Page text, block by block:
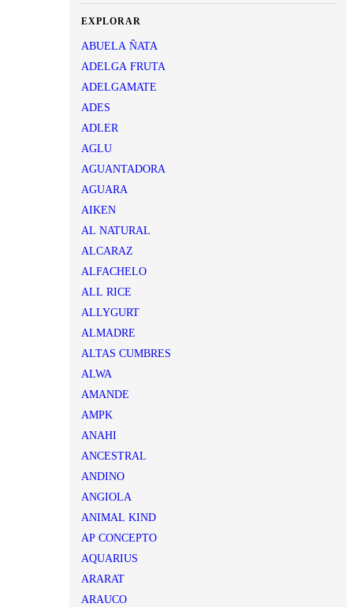
EXPLORAR
ABUELA ÑATA
ADELGA FRUTA
ADELGAMATE
ADES
ADLER
AGLU
AGUANTADORA
AGUARA
AIKEN
AL NATURAL
ALCARAZ
ALFACHELO
ALL RICE
ALLYGURT
ALMADRE
ALTAS CUMBRES
ALWA
AMANDE
AMPK
ANAHI
ANCESTRAL
ANDINO
ANGIOLA
ANIMAL KIND
AP CONCEPTO
AQUARIUS
ARARAT
ARAUCO